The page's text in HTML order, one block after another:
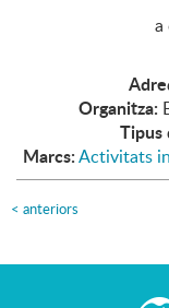
a
Organitza:
Tipus
Marcs:Activitats
< anteriors